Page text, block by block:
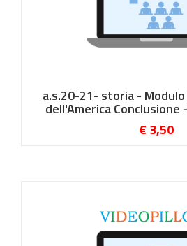
a.s.20-21- storia -
dell'America Conclusione
€ 3,50